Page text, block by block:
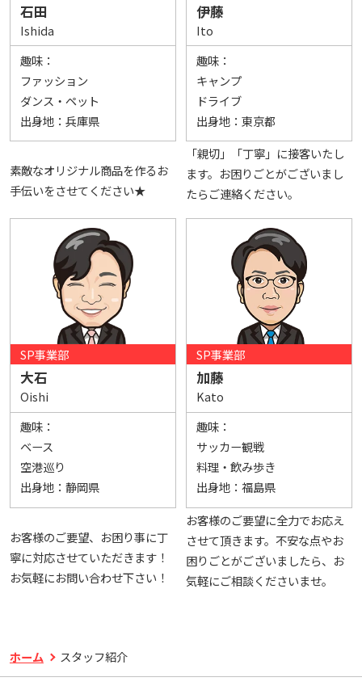
石田
Ishida
趣味：
ファッション
ダンス・ペット
出身地：兵庫県
素敵なオリジナル商品を作るお
手伝いをさせてください★
伊藤
Ito
趣味：
キャンプ
ドライブ
出身地：東京都
「親切」「丁寧」に接客いたし
ます。お困りごとがございまし
たらご連絡ください。
大石
Oishi
SP事業部
趣味：
ベース
空港巡り
出身地：静岡県
お客様のご要望、お困り事に丁
寧に対応させていただきます！
お気軽にお問い合わせ下さい！
加藤
Kato
SP事業部
趣味：
サッカー観戦
料理・飲み歩き
出身地：福島県
お客様のご要望に全力でお応え
させて頂きます。不安な点やお
困りごとがございましたら、お
気軽にご相談くださいませ。
ホーム スタッフ紹介